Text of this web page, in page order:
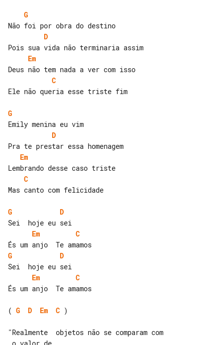
G
D
Em
C
Ele não queria esse triste fim
G
D
Em
C
Mas canto com felicidade
G
D
Em
C
G
D
Em
C
És um anjo  Te amamos
( G D Em C )
"Realmente  objetos não se comparam com